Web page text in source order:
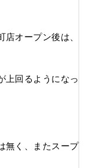
オープン後は、
上回るようになっ
無く、またスープ